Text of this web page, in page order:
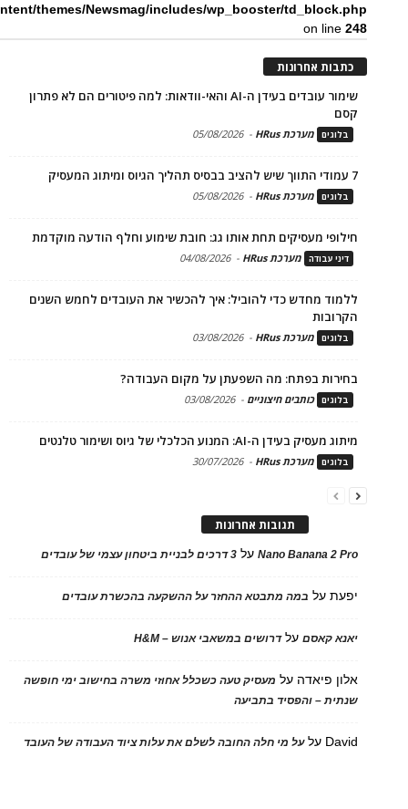
themes/Newsmag/includes/wp_booster/td_block.php
on line248
כתבות אחרונות
שימור עובדים בעידן ה-AI והאי-וודאות: למה פיטורים הם לא פתרון
קסם
בלוגים מערכת HRus -
05/08/2026
7 עמודי התווך שיש להציב בבסיס תהליך הגיוס ומיתוג המעסיק
בלוגים מערכת HRus -
05/08/2026
חילופי מעסיקים תחת אותו גג: חובת שימוע וחלף הודעה מוקדמת
דיני עבודה מערכת HRus -
04/08/2026
ללמוד מחדש כדי להוביל: איך להכשיר את העובדים לחמש השנים
הקרובות
בלוגים מערכת HRus -
03/08/2026
בחירות בפתח: מה השפעתן על מקום העבודה?
בלוגים כותבים חיצוניים -
03/08/2026
מיתוג מעסיק בעידן ה-AI: המנוע הכלכלי של גיוס ושימור טלנטים
בלוגים מערכת HRus -
30/07/2026
תגובות אחרונות
Nano Banana 2 Proעל 3 דרכים לבניית ביטחון עצמי של עובדים
יפעתעל במה מתבטא ההחזר על ההשקעה בהכשרת עובדים
יאנא קאסםעלדרושים במשאבי אנוש – H&M
אלון פיאדה על מעסיק טעה כשכלל אחוזי משרה בחישוב ימי חופשה
שנתית – והפסיד בתביעה
David עלעל מי חלה החובה לשלם את עלות ציוד העבודה של העובד